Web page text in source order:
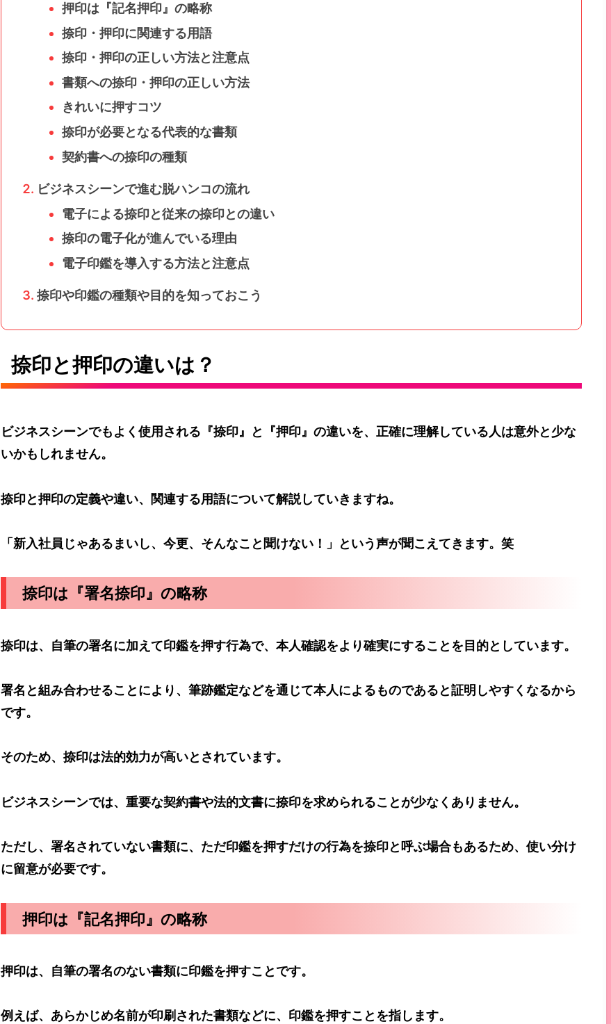
押印は『記名押印』の略称
捺印・押印に関連する用語
捺印・押印の正しい方法と注意点
書類への捺印・押印の正しい方法
きれいに押すコツ
捺印が必要となる代表的な書類
契約書への捺印の種類
ビジネスシーンで進む脱ハンコの流れ
電子による捺印と従来の捺印との違い
捺印の電子化が進んでいる理由
電子印鑑を導入する方法と注意点
捺印や印鑑の種類や目的を知っておこう
捺印と押印の違いは？
ビジネスシーンでもよく使用される『捺印』と『押印』の違いを、正確に理解している人は意外と少な
いかもしれません。
捺印と押印の定義や違い、関連する用語について解説していきますね。
「新入社員じゃあるまいし、今更、そんなこと聞けない！」という声が聞こえてきます。笑
捺印は『署名捺印』の略称
捺印は、自筆の署名に加えて印鑑を押す行為で、本人確認をより確実にすることを目的としています。
署名と組み合わせることにより、筆跡鑑定などを通じて本人によるものであると証明しやすくなるから
です。
そのため、捺印は法的効力が高いとされています。
ビジネスシーンでは、重要な契約書や法的文書に捺印を求められることが少なくありません。
ただし、署名されていない書類に、ただ印鑑を押すだけの行為を捺印と呼ぶ場合もあるため、使い分け
に留意が必要です。
押印は『記名押印』の略称
押印は、自筆の署名のない書類に印鑑を押すことです。
例えば、あらかじめ名前が印刷された書類などに、印鑑を押すことを指します。